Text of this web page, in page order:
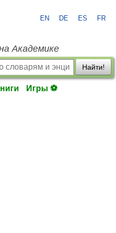
EN DE ES FR
Академике
Найти!
Игры ⚽